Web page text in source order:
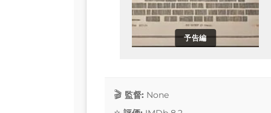
予告編
監督: None